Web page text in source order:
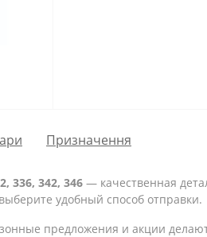
Призначення
336, 342, 346 — качественная
удобный способ отправки.
предложения и акции